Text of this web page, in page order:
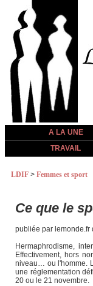
A LA UNE
TRAVAIL
LDIF > Femmes et sport
Ce que le
publiée par lemonde.fr
Hermaphrodisme,
Effectivement, hors
niveau… ou l'homme.
une réglementation
20 ou le 21 novembre.